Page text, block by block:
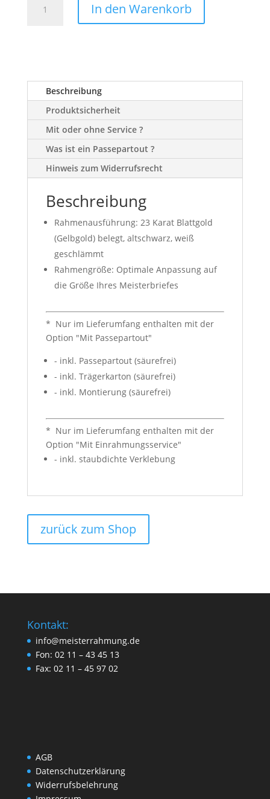
Gelbgold
In den Warenkorb
Beschreibung
Produktsicherheit
Mit oder ohne Service ?
Was ist ein Passepartout ?
Hinweis zum Widerrufsrecht
Beschreibung
Rahmenausführung: 23 Karat Blattgold
(Gelbgold) belegt, altschwarz, weiß
geschlämmt
Rahmengröße: Optimale Anpassung auf
die Größe Ihres Meisterbriefes
* Nur im Lieferumfang enthalten mit der
Option "Mit Passepartout"
- inkl. Passepartout (säurefrei)
- inkl. Trägerkarton (säurefrei)
- inkl. Montierung (säurefrei)
* Nur im Lieferumfang enthalten mit der
Option "Mit Einrahmungsservice"
- inkl. staubdichte Verklebung
zurück zum Shop
Kontakt:
info@meisterrahmung.de
Fon: 02 11 – 43 45 13
Fax: 02 11 – 45 97 02
AGB
Datenschutzerklärung
Widerrufsbelehrung